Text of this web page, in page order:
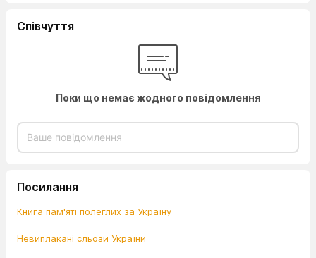
Співчуття
Поки що немає жодного повідомлення
Посилання
Книга пам'яті полеглих за Україну
Невиплакані сльози України